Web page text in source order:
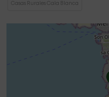
Casas Rurales Cala Blanca